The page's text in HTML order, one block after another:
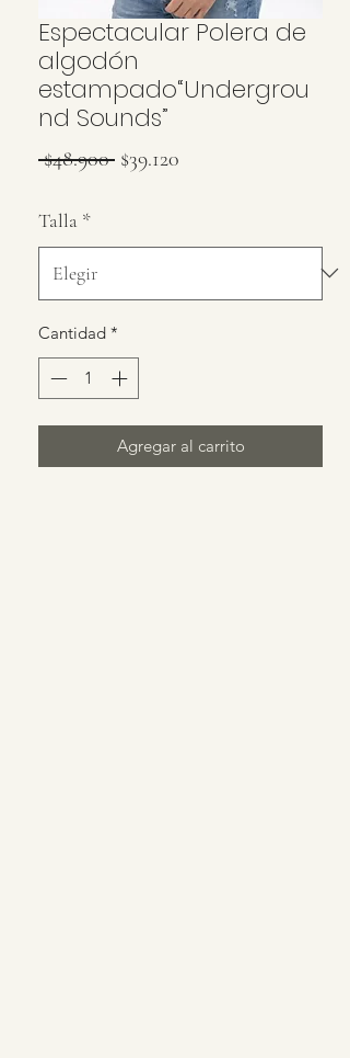
Espectacular Polera de
algodón
estampado“Undergrou
nd Sounds”
$48.900 Precio
$39.120
Talla *
Cantidad *
Agregar al carrito